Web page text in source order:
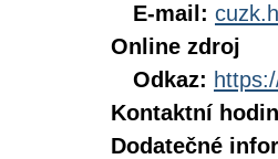
E-mail:
Online zdroj
Odkaz:
Kontaktní
Dodatečné